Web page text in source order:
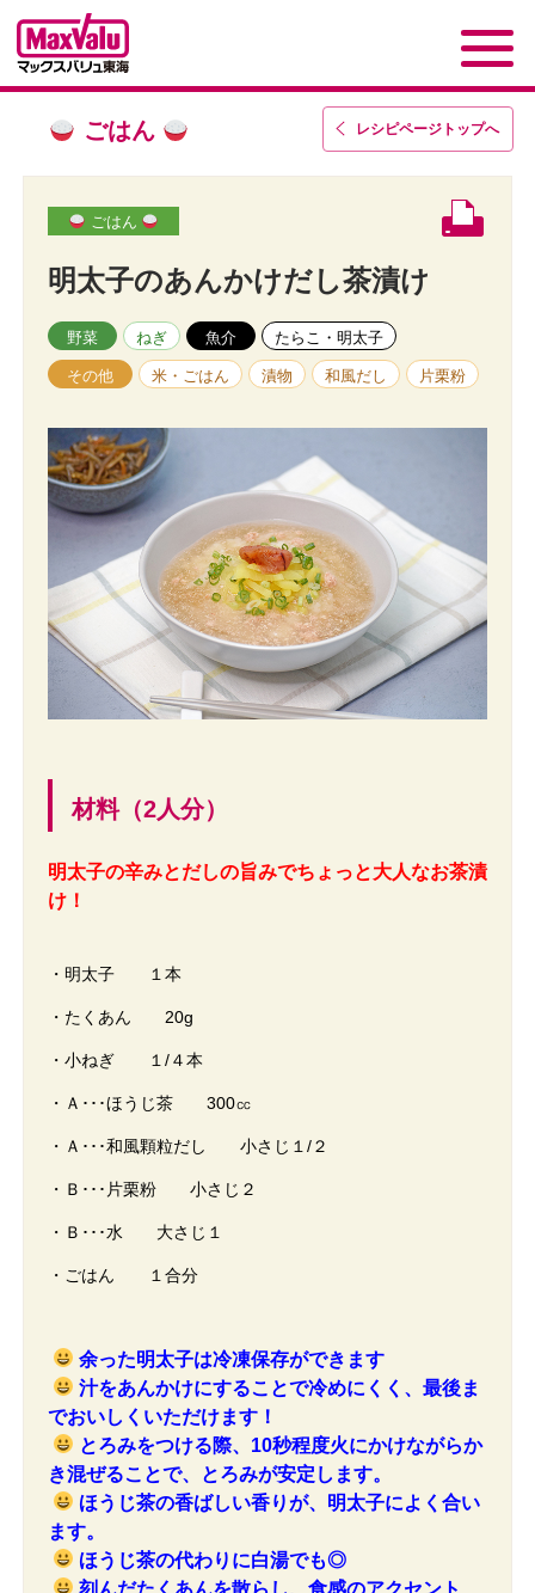
レシピページトップへ
ごはん
ごはん
明太子のあんかけだし茶漬け
野菜 ねぎ 魚介 たらこ・明太子
その他 米・ごはん 漬物 和風だし 片栗粉
材料（2人分）
明太子の辛みとだしの旨みでちょっと大人なお茶漬
け！
・明太子 １本
・たくあん 20g
・小ねぎ １/４本
・Ａ･･･ほうじ茶 300㏄
・Ａ･･･和風顆粒だし 小さじ１/２
・Ｂ･･･片栗粉 小さじ２
・Ｂ･･･水 大さじ１
・ごはん １合分
余った明太子は冷凍保存ができます
汁をあんかけにすることで冷めにくく、最後ま
でおいしくいただけます！
とろみをつける際、10秒程度火にかけながらか
き混ぜることで、とろみが安定します。
ほうじ茶の香ばしい香りが、明太子によく合い
ます。
ほうじ茶の代わりに白湯でも◎
刻んだたくあんを散らし、食感のアクセント